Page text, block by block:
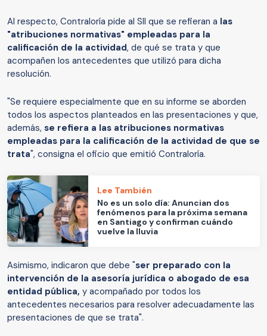
Al respecto, Contraloría pide al SII que se refieran a las
"atribuciones normativas" empleadas para la
calificación de la actividad, de qué se trata y que
acompañen los antecedentes que utilizó para dicha
resolución.
"Se requiere especialmente que en su informe se aborden
todos los aspectos planteados en las presentaciones y que,
además, se refiera a las atribuciones normativas
empleadas para la calificación de la actividad de que se
trata", consigna el oficio que emitió Contraloría.
Lee También
No es un solo día: Anuncian dos
fenómenos para la próxima semana
en Santiago y confirman cuándo
vuelve la lluvia
Asimismo, indicaron que debe "ser preparado con la
intervención de la asesoría jurídica o abogado de esa
entidad pública, y acompañado por todos los
antecedentes necesarios para resolver adecuadamente las
presentaciones de que se trata".